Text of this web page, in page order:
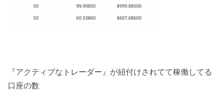
『アクティブなトレーダー』が紐付けされてて稼働してる
口座の数